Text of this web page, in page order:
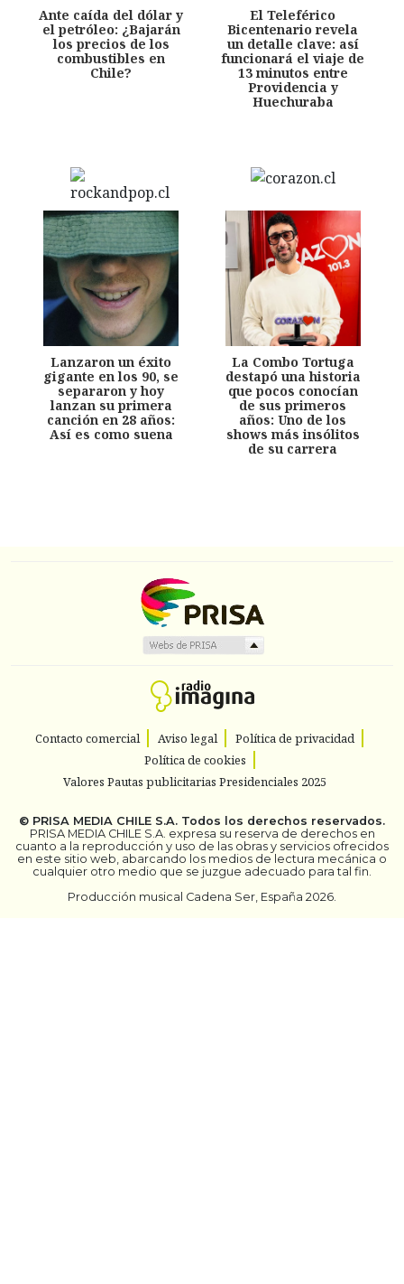
Ante caída del dólar y
el petróleo: ¿Bajarán
los precios de los
combustibles en
Chile?
El Teleférico
Bicentenario revela
un detalle clave: así
funcionará el viaje de
13 minutos entre
Providencia y
Huechuraba
Lanzaron un éxito
gigante en los 90, se
separaron y hoy
lanzan su primera
canción en 28 años:
Así es como suena
La Combo Tortuga
destapó una historia
que pocos conocían
de sus primeros
años: Uno de los
shows más insólitos
de su carrera
Contacto comercial Aviso legal
Política de privacidad
Política de cookies
Valores Pautas publicitarias Presidenciales 2025
© PRISA MEDIA CHILE S.A. Todos los derechos reservados.
PRISA MEDIA CHILE S.A. expresa su reserva de derechos en
cuanto a la reproducción y uso de las obras y servicios ofrecidos
en este sitio web, abarcando los medios de lectura mecánica o
cualquier otro medio que se juzgue adecuado para tal fin.
Producción musical Cadena Ser, España 2026.